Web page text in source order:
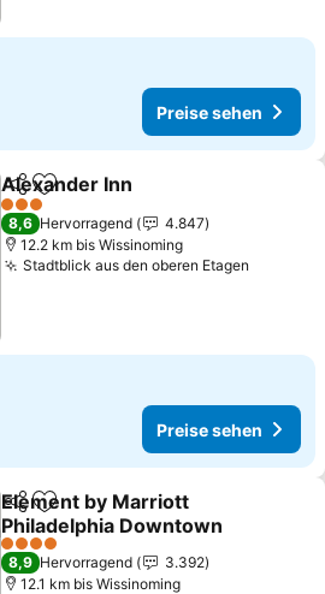
Preise sehen
TeilenZu Favoriten hinzufügen
Alexander Inn
3 Sterne
8,6 Hervorragend
4.847
12.2 km bis Wissinoming
Stadtblick aus den oberen Etagen
Preise sehen
TeilenZu Favoriten hinzufügen
Element by Marriott
Philadelphia Downtown
4 Sterne
8,9 Hervorragend
3.392
12.1 km bis Wissinoming